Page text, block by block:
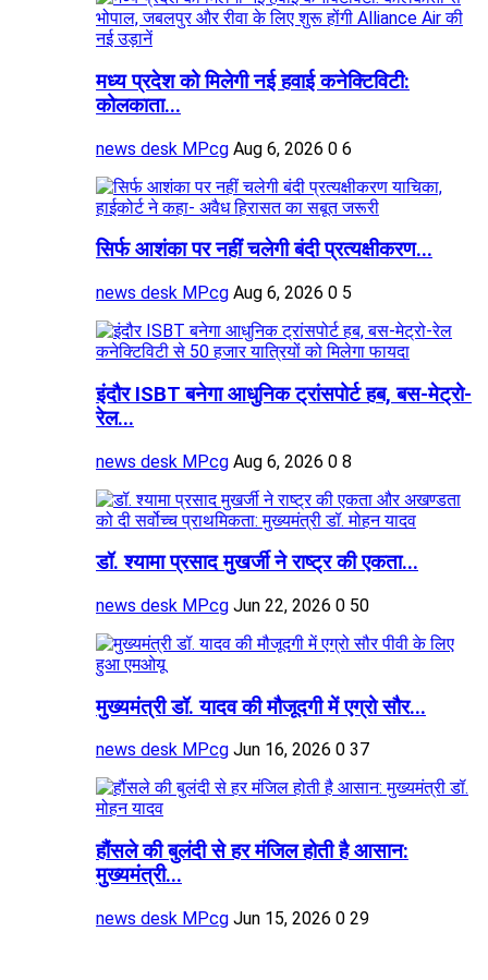
मध्य प्रदेश को मिलेगी नई हवाई कनेक्टिविटी:
कोलकाता...
news desk MPcg Aug 6, 2026 0 6
सिर्फ आशंका पर नहीं चलेगी बंदी प्रत्यक्षीकरण...
news desk MPcg Aug 6, 2026 0 5
इंदौर ISBT बनेगा आधुनिक ट्रांसपोर्ट हब, बस-मेट्रो-
रेल...
news desk MPcg Aug 6, 2026 0 8
डॉ. श्यामा प्रसाद मुखर्जी ने राष्ट्र की एकता...
news desk MPcg Jun 22, 2026 0 50
मुख्यमंत्री डॉ. यादव की मौजूदगी में एग्रो सौर...
news desk MPcg Jun 16, 2026 0 37
हौंसले की बुलंदी से हर मंजिल होती है आसान:
मुख्यमंत्री...
news desk MPcg Jun 15, 2026 0 29